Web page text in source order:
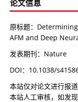
论文信息
原标题：
AFM and Deep
发表期刊：Nature
DOI： 10.1038/
本站仅对论文进行报
本站人工审核，如发